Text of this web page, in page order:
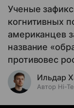
Ученые
когнитивных
американцев
название
противовес
Ильдар
Автор Hi-